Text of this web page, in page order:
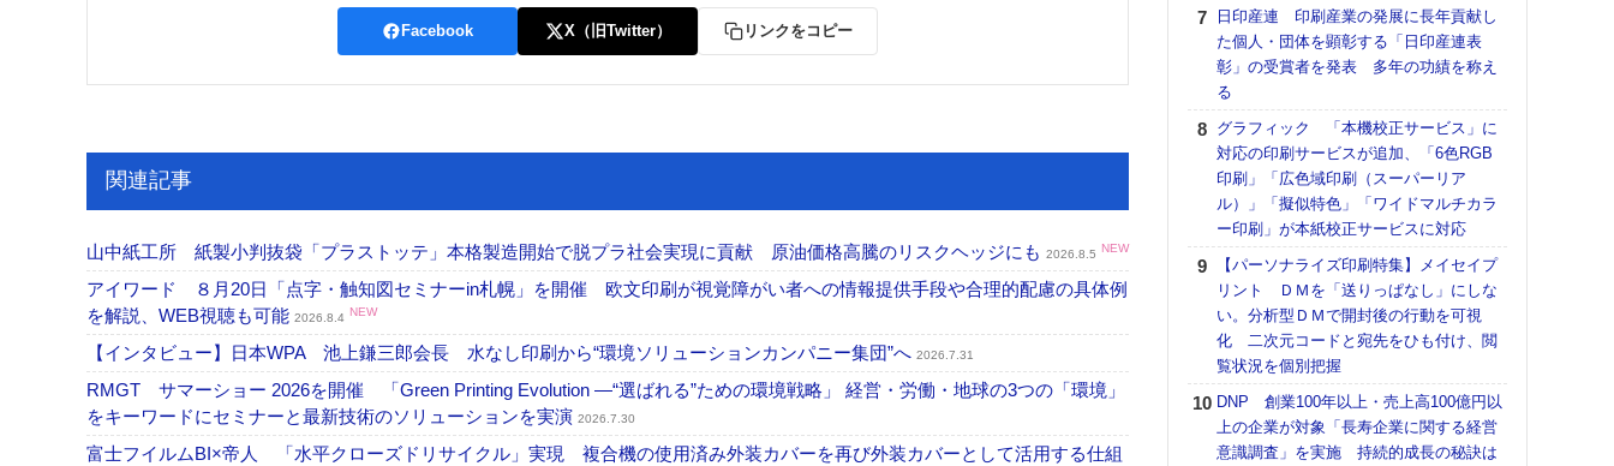
Facebook X（旧Twitter） リンクをコピー
関連記事
山中紙工所 紙製小判抜袋「プラストッテ」本格製造開始で脱プラ社会実現に貢献 原油価格高騰のリスクヘッジにも 2026.8.5 NEW
アイワード ８月20日「点字・触知図セミナーin札幌」を開催 欧文印刷が視覚障がい者への情報提供手段や合理的配慮の具体例
を解説、WEB視聴も可能 2026.8.4 NEW
【インタビュー】日本WPA 池上鎌三郎会長 水なし印刷から“環境ソリューションカンパニー集団”へ 2026.7.31
RMGT サマーショー 2026を開催 「Green Printing Evolution ―“選ばれる”ための環境戦略」 経営・労働・地球の3つの「環境」
をキーワードにセミナーと最新技術のソリューションを実演 2026.7.30
富士フイルムBI×帝人 「水平クローズドリサイクル」実現 複合機の使用済み外装カバーを再び外装カバーとして活用する仕組
日印産連 印刷産業の発展に長年貢献し
た個人・団体を顕彰する「日印産連表
彰」の受賞者を発表 多年の功績を称え
る
グラフィック 「本機校正サービス」に
対応の印刷サービスが追加、「6色RGB
印刷」「広色域印刷（スーパーリア
ル）」「擬似特色」「ワイドマルチカラ
ー印刷」が本紙校正サービスに対応
【パーソナライズ印刷特集】メイセイプ
リント ＤＭを「送りっぱなし」にしな
い。分析型ＤＭで開封後の行動を可視
化 二次元コードと宛先をひも付け、閲
覧状況を個別把握
DNP 創業100年以上・売上高100億円以
上の企業が対象「長寿企業に関する経営
意識調査」を実施 持続的成長の秘訣は